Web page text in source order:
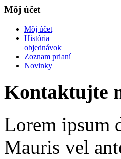
Môj účet
Môj účet
História
objednávok
Zoznam prianí
Novinky
Kontaktujte
Lorem ipsum
Mauris vel